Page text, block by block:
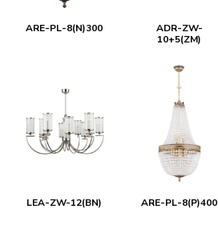
ARE-PL-8(N)300
ADR-ZW-
10+5(ZM)
LEA-ZW-12(BN) ARE-PL-8(P)400